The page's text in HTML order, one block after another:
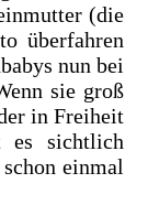
(die
überfahren
nun bei
sie groß
in Freiheit
es sichtlich
einmal